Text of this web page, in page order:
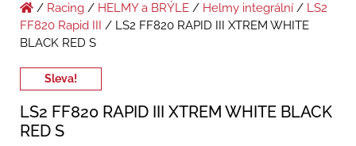
/ Racing / HELMY a BRÝLE / Helmy integrální / LS2
FF820 Rapid III
/ LS2 FF820 RAPID III XTREM WHITE
BLACK RED S
Sleva!
LS2 FF820 RAPID III XTREM WHITE BLACK
RED S